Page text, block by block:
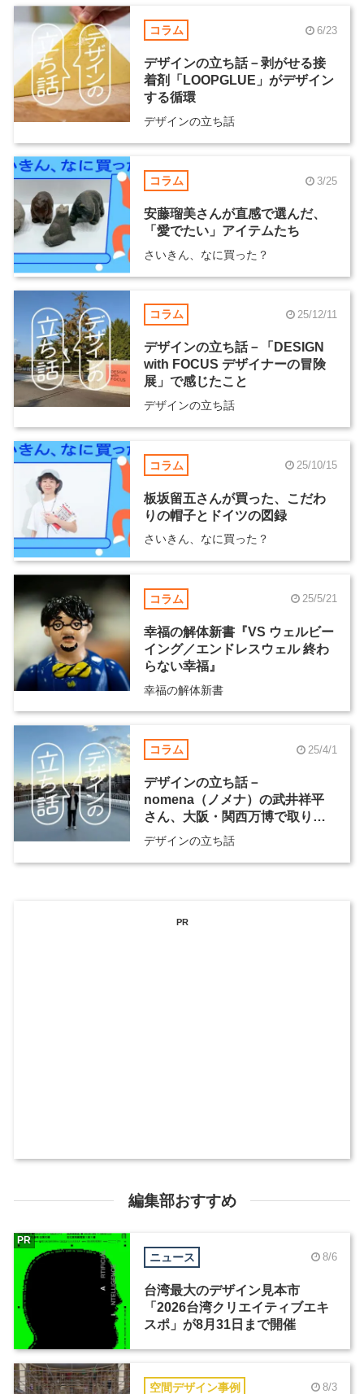
コラム 6/23
デザインの立ち話－剥がせる接
着剤「LOOPGLUE」がデザイン
する循環
デザインの立ち話
コラム 3/25
安藤瑠美さんが直感で選んだ、
「愛でたい」アイテムたち
さいきん、なに買った？
コラム 25/12/11
デザインの立ち話－「DESIGN
with FOCUS デザイナーの冒険
展」で感じたこと
デザインの立ち話
コラム 25/10/15
板坂留五さんが買った、こだわ
りの帽子とドイツの図録
さいきん、なに買った？
コラム 25/5/21
幸福の解体新書『VS ウェルビー
イング／エンドレスウェル 終わ
らない幸福』
幸福の解体新書
コラム 25/4/1
デザインの立ち話－
nomena（ノメナ）の武井祥平
さん、大阪・関西万博で取り組
む“前例のないものづくり”
デザインの立ち話
PR
編集部おすすめ
ニュース 8/6
台湾最大のデザイン見本市
「2026台湾クリエイティブエキ
スポ」が8月31日まで開催
PR
空間デザイン事例 8/3